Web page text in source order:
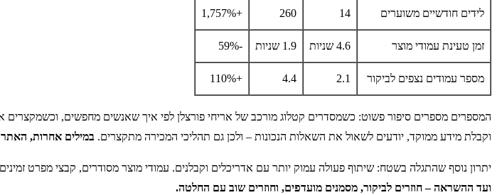
לידים חודשיים משוערים 14
260
+1,757%
זמן טעינת עמודי מוצר 4.6 שניות 1.9 שניות -59%
מספר עמודים נצפים לביקור 2.1
4.4
+110%
המספרים מספרים סיפור פשוט: כשמסדרים קטלוג מורכב של אריחי פורצלן לפי איך שאנשים מחפשים,
וקבלת מידע ממוקד, יודעים לשאול את השאלות הנכונות – ולכן גם תהליכי המכירה מתקצרים. במילים אחרות,
יתרון נוסף שהתגלה בשטח: שיתוף פעולה עמוק יותר עם אדריכלים וקבלנים. עמודי מוצר מסודרים, קבצי מפרט
ועד ההשראה – חוזרים לביקור, מסמנים מועדפים, וחוזרים שוב עם החלטה.